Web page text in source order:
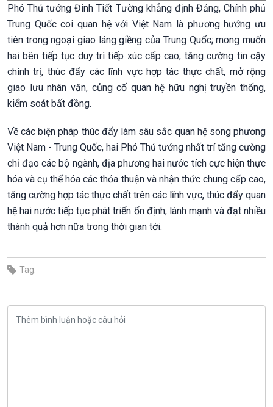
Phó Thủ tướng Đinh Tiết Tường khẳng định Đảng, Chính phủ
Trung Quốc coi quan hệ với Việt Nam là phương hướng ưu
tiên trong ngoại giao láng giềng của Trung Quốc; mong muốn
hai bên tiếp tục duy trì tiếp xúc cấp cao, tăng cường tin cậy
chính trị, thúc đẩy các lĩnh vực hợp tác thực chất, mở rộng
giao lưu nhân văn, củng cố quan hệ hữu nghị truyền thống,
kiểm soát bất đồng.
Về các biện pháp thúc đẩy làm sâu sắc quan hệ song phương
Việt Nam - Trung Quốc, hai Phó Thủ tướng nhất trí tăng cường
chỉ đạo các bộ ngành, địa phương hai nước tích cực hiện thực
hóa và cụ thể hóa các thỏa thuận và nhận thức chung cấp cao,
tăng cường hợp tác thực chất trên các lĩnh vực, thúc đẩy quan
hệ hai nước tiếp tục phát triển ổn định, lành mạnh và đạt nhiều
thành quả hơn nữa trong thời gian tới.
Tag: